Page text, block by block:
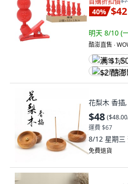
40% $42
明天 8/10 (
酷澎直售 ∙
满 $1,500
$2 酷澎幣
花梨木 香插
$48 (
運費 $67
8/12 星期三
免費退貨